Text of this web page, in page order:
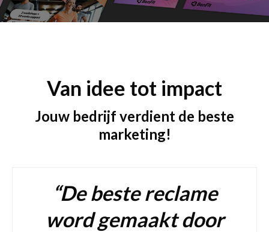
Van idee tot impact
Jouw bedrijf verdient de beste
marketing!
“De beste reclame
word gemaakt door